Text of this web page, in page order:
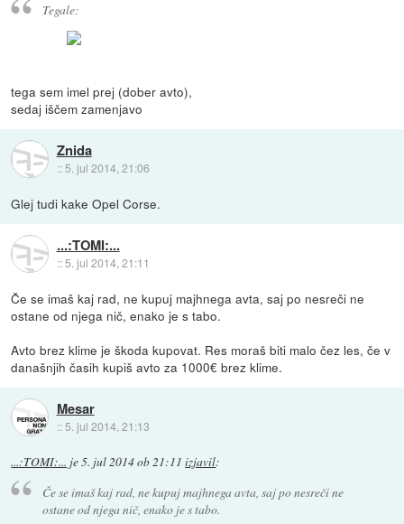
Tegale:
tega sem imel prej (dober avto),
sedaj iščem zamenjavo
Znida
:: 5. jul 2014, 21:06
Glej tudi kake Opel Corse.
...:TOMI:...
::5. jul 2014, 21:11
Če se imaš kaj rad, ne kupuj majhnega avta, saj po nesreči ne
ostane od njega nič, enako je s tabo.
Avto brez klime je škoda kupovat. Res moraš biti malo čez les, če v
današnjih časih kupiš avto za 1000€ brez klime.
Mesar
:: 5. jul 2014, 21:13
...:TOMI:... je5. jul 2014 ob 21:11 izjavil:
Če se imaš kaj rad, ne kupuj majhnega avta, saj po nesreči ne
ostane od njega nič, enako je s tabo.